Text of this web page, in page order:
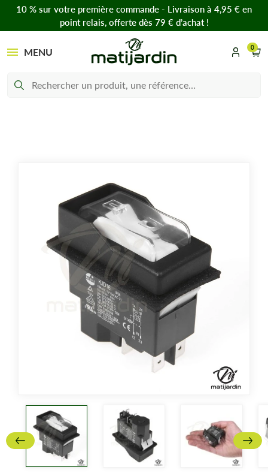
10 % sur votre première commande - Livraison à 4,95 € en
point relais, offerte dès 79 € d’achat !
MENU 0